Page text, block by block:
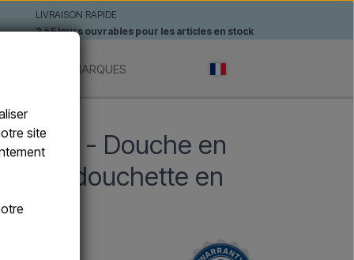
LIVRAISON RAPIDE
2 à 5 jours ouvrables pour les articles en stock
MARQUES
ROSA - Douche en
avec douchette en
site